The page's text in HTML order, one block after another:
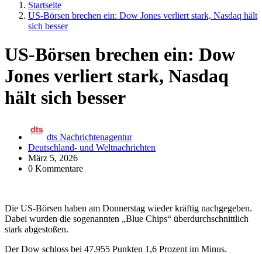
Startseite
US-Börsen brechen ein: Dow Jones verliert stark, Nasdaq hält
sich besser
US-Börsen brechen ein: Dow
Jones verliert stark, Nasdaq
hält sich besser
dts Nachrichtenagentur
Deutschland- und Weltnachrichten
März 5, 2026
0 Kommentare
Die US-Börsen haben am Donnerstag wieder kräftig nachgegeben.
Dabei wurden die sogenannten „Blue Chips“ überdurchschnittlich
stark abgestoßen.
Der Dow schloss bei 47.955 Punkten 1,6 Prozent im Minus.